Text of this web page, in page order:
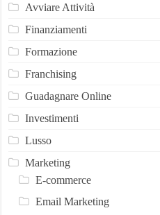
Avviare Attività
Finanziamenti
Formazione
Franchising
Guadagnare Online
Investimenti
Lusso
Marketing
E-commerce
Email Marketing